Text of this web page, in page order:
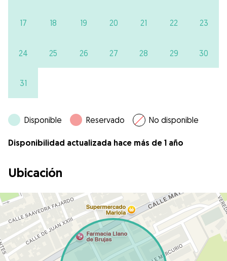
17 18 19 20 21 22 23
24 25 26 27 28 29 30
31
Disponible Reservado No disponible
Disponibilidad actualizada hace más de 1 año
Ubicación